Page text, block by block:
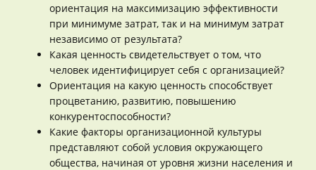
ориентация на максимизацию эффективности
при минимуме затрат, так и на минимум затрат
независимо от результата?
Какая ценность свидетельствует о том, что
человек идентифицирует себя с организацией?
Ориентация на какую ценность способствует
процветанию, развитию, повышению
конкурентоспособности?
Какие факторы организационной культуры
представляют собой условия окружающего
общества, начиная от уровня жизни населения и